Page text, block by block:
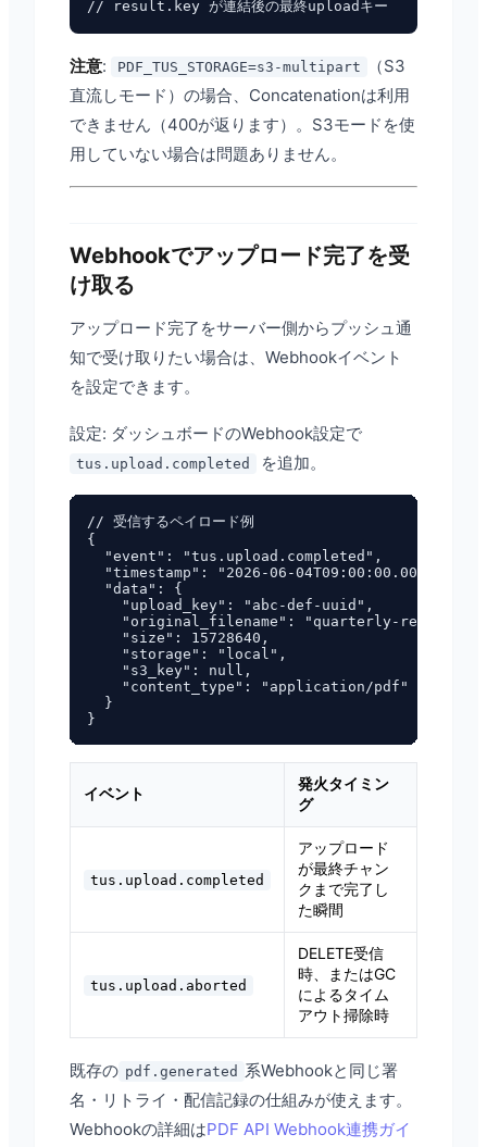
注意: PDF_TUS_STORAGE=s3-multipart
（S3
直流しモード）の場合、Concatenationは利用
できません（400が返ります）。S3モードを使
用していない場合は問題ありません。
Webhookでアップロード完了を受
け取る
アップロード完了をサーバー側からプッシュ通
知で受け取りたい場合は、Webhookイベント
を設定できます。
設定: ダッシュボードのWebhook設定で
tus.upload.completed を追加。
// 受信するペイロード例
{
  "event": "tus.upload.completed",
  "timestamp": "2026-06-04T09:00:00.000Z",
  "data": {
    "upload_key": "abc-def-uuid",
"original_filename": "quarterly-
    "size": 15728640,
    "storage": "local",
    "s3_key": null,
    "content_type": "application/pdf"
  }
イベント
発火タイミン
グ
tus.upload.completed
アップロード
が最終チャン
クまで完了し
た瞬間
tus.upload.aborted
DELETE受信
時、またはGC
によるタイム
アウト掃除時
既存の pdf.generated 系Webhookと同じ署
名・リトライ・配信記録の仕組みが使えます。
Webhookの詳細はPDF API Webhook連携ガイ